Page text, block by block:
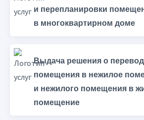
и перепланировки
в многоквартирном доме
Выдача решения о
помещения в нежилое
и нежилого помещения в
помещение